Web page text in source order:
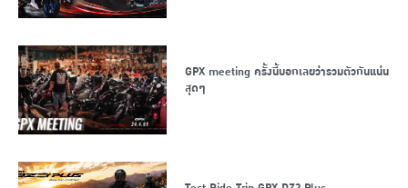
GPX meeting ครั้งนี้บอกเลยว่ารวมตัวกันแน่น
สุดๆ